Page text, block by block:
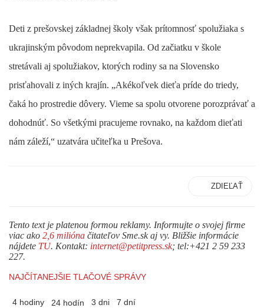
Deti z prešovskej základnej školy však prítomnosť spolužiaka s
ukrajinským pôvodom neprekvapila. Od začiatku v škole
stretávali aj spolužiakov, ktorých rodiny sa na Slovensko
prisťahovali z iných krajín. „Akékoľvek dieťa príde do triedy,
čaká ho prostredie dôvery. Vieme sa spolu otvorene porozprávať a
dohodnúť. So všetkými pracujeme rovnako, na každom dieťati
nám záleží,“ uzatvára učiteľka u Prešova.
ZDIEĽAŤ
Tento text je platenou formou reklamy. Informujte o svojej firme
viac ako 2,6 milióna čitateľov Sme.sk aj vy. Bližšie informácie
nájdete TU. Kontakt: internet@petitpress.sk; tel:+421 2 59 233
227.
NAJČÍTANEJŠIE TLAČOVÉ SPRÁVY
4 hodiny 24 hodín 3 dni 7 dní